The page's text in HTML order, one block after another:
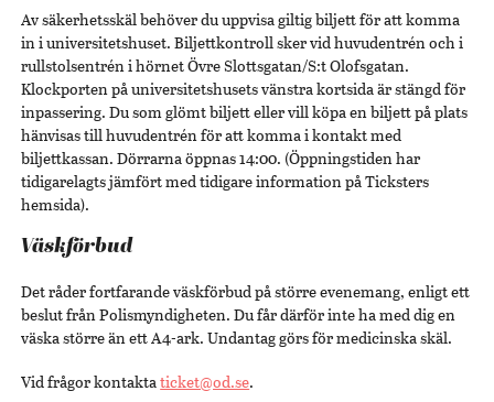
Av säkerhetsskäl behöver du uppvisa giltig biljett för att komma
in i universitetshuset. Biljettkontroll sker vid huvudentrén och i
rullstolsentrén i hörnet Övre Slottsgatan/S:t Olofsgatan.
Klockporten på universitetshusets vänstra kortsida är stängd för
inpassering. Du som glömt biljett eller vill köpa en biljett på plats
hänvisas till huvudentrén för att komma i kontakt med
biljettkassan. Dörrarna öppnas 14:00. (Öppningstiden har
tidigarelagts jämfört med tidigare information på Ticksters
hemsida).
Väskförbud
Det råder fortfarande väskförbud på större evenemang, enligt ett
beslut från Polismyndigheten. Du får därför inte ha med dig en
väska större än ett A4-ark. Undantag görs för medicinska skäl.
Vid frågor kontaktaticket@od.se.